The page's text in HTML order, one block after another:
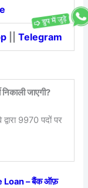
||Telegram
जाएगी?
9970 पदों पर
Loan – बैंक ऑफ़